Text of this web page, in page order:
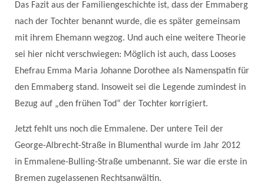
Das Fazit aus der Familiengeschichte ist, dass der Emmaberg
nach der Tochter benannt wurde, die es später gemeinsam
mit ihrem Ehemann wegzog. Und auch eine weitere Theorie
sei hier nicht verschwiegen: Möglich ist auch, dass Looses
Ehefrau Emma Maria Johanne Dorothee als Namenspatin für
den Emmaberg stand. Insoweit sei die Legende zumindest in
Bezug auf „den frühen Tod“ der Tochter korrigiert.
Jetzt fehlt uns noch die Emmalene. Der untere Teil der
George-Albrecht-Straße in Blumenthal wurde im Jahr 2012
in Emmalene-Bulling-Straße umbenannt. Sie war die erste in
Bremen zugelassenen Rechtsanwältin.